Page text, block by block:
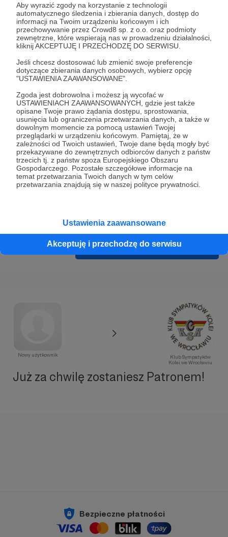
Aby wyrazić zgody na korzystanie z technologii
automatycznego śledzenia i zbierania danych, dostęp do
informacji na Twoim urządzeniu końcowym i ich
przechowywanie przez Crowd8 sp. z o.o. oraz podmioty
zewnętrzne, które wspierają nas w prowadzeniu działalności,
kliknij AKCEPTUJĘ I PRZECHODZĘ DO SERWISU.
Jeśli chcesz dostosować lub zmienić swoje preferencje
dotyczące zbierania danych osobowych, wybierz opcję
"USTAWIENIA ZAAWANSOWANE".
Zgoda jest dobrowolna i możesz ją wycofać w
USTAWIENIACH ZAAWANSOWANYCH, gdzie jest także
opisane Twoje prawo żądania dostępu, sprostowania,
usunięcia lub ograniczenia przetwarzania danych, a także w
dowolnym momencie za pomocą ustawień Twojej
przeglądarki w urządzeniu końcowym. Pamiętaj, że w
zależności od Twoich ustawień, Twoje dane będą mogły być
przekazywane do zewnętrznych odbiorców danych z państw
trzecich tj. z państw spoza Europejskiego Obszaru
Gospodarczego. Pozostałe szczegółowe informacje na
temat przetwarzania Twoich danych w tym celów
przetwarzania znajdują się w naszej polityce prywatności.
Ustawienia zaawansowane
Akceptuję i przechodzę do serwisu
* Zapoznałem się i akceptujęRegulaminserwisu oraz
Prywatności.
* Wyrażam zgodę na przetwarzanie moich danych
osobowych podanych w formularzu rejestracyjnym w celu
prawidłowego świadczenia usług serwisu Patronite.
Wyrażam zgodę na otrzymywanie drogą elektroniczną
informacji handlowych - newslettera. Opcja ta może zostać
zmieniona w ustawieniach konta.
Cofnij Zarejestruj się i przejdź dalej
Nowy użytkownik
Klub Sympatyków
Kolei we Wrocławiu
Już za chwilę zostaniesz Patronem!
Bezpieczne płatności